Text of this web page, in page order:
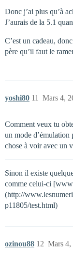
Donc j’ai plus qu’à
J’aurais de la 5.1
C’est un cadeau,
père qu’il faut le
yoshi80 Mars 4,
11
Comment veux tu
un mode d’émulation
chose à voir avec un
Sinon il existe
comme celui-ci
(http://
p11805/test.html)
ozinou88 Mars 4,
12